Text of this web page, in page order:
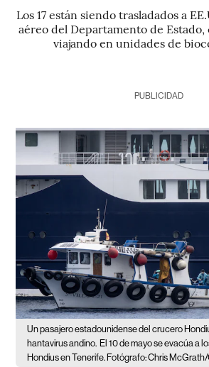
Los 17 están siendo trasladados a
aéreo del Departamento de Estado,
viajando en unidades de
PUBLICIDAD
Un pasajero estadounidense del crucero
hantavirus andino. El 10 de mayo se evacúa a
Hondius en Tenerife. Fotógrafo: Chris